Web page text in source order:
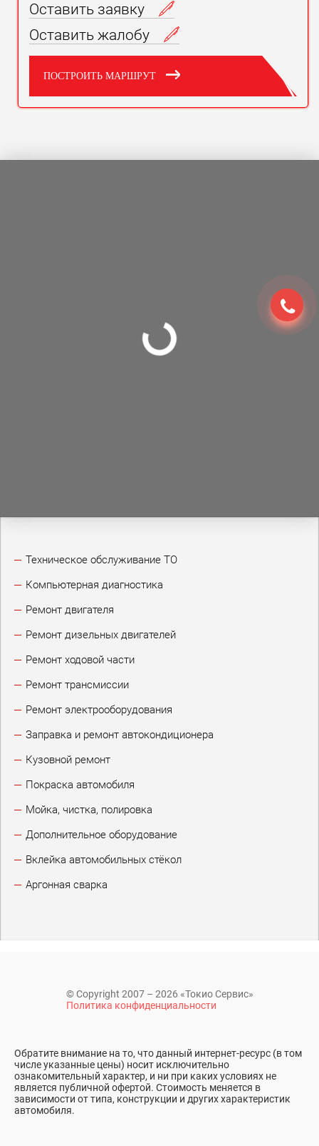
Оставить заявку
Оставить жалобу
ПОСТРОИТЬ МАРШРУТ
Техническое обслуживание ТО
Компьютерная диагностика
Ремонт двигателя
Ремонт дизельных двигателей
Ремонт ходовой части
Ремонт трансмиссии
Ремонт электрооборудования
Заправка и ремонт автокондиционера
Кузовной ремонт
Покраска автомобиля
Мойка, чистка, полировка
Дополнительное оборудование
Вклейка автомобильных стёкол
Аргонная сварка
© Copyright 2007 – 2026 «Токио Сервис»
Политика конфиденциальности
Обратите внимание на то, что данный интернет-ресурс (в том
числе указанные цены) носит исключительно
ознакомительный характер, и ни при каких условиях не
является публичной офертой. Стоимость меняется в
зависимости от типа, конструкции и других характеристик
автомобиля.